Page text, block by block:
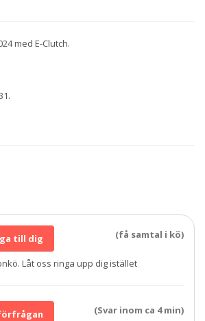
med E-Clutch.
till dig (få samtal i kö)
Låt oss ringa upp dig istället
(Svar inom ca 4 min)